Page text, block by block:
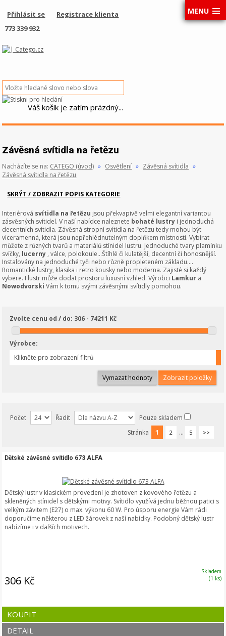
MENU
Přihlásit se
Registrace klienta
773 339 932
Váš košík je zatím prázdný...
Závěsná svítidla na řetězu
Nacházíte se na: CATEGO (úvod) » Osvětlení » Závěsná svítidla »
Závěsná svítidla na řetězu
SKRÝT / ZOBRAZIT POPIS KATEGORIE
Interiérová svítidla na řetězu jsou překvapivě velmi elegantní variantou
zásvěsných svítidel. V naší nabídce naleznete bohaté lustry i jednoduchá
decentních svítidla. Závěsná stropní svítidla na řetězu tedy mohou být
víceramenná, která jsou nepřehlédnutelným doplňkem místnosti. Vybírat
můžete z různých tvarů a materiálů stínidel lustru. Jednoduché tvary plamínku
svíčky, lucerny , válce, polokoule...Štíhlé či kulatější, decentní či honosnější.
Instalovány na jednoduché tyči nebo různě propleteném základu....
Romantické lustry, klasika i retro kousky nebo moderna. Zajisté si každý
vybere. I lustr může dodat prostoru luxusní vzhled. Výrobci Lamkur a
Nowodvorski Vám k tomu svými závěsnými svítidly pomohou.
Zvolte cenu od / do: 306 - 74211 Kč
Výrobce:
Klikněte pro zobrazení filtrů
Vymazat hodnoty
Počet Řadit
Pouze skladem
Stránka
1 2 ... 5 >>
Dětské závěsné svítidlo 673 ALFA
Dětský lustr v klasickém provedení je zhotoven z kovového řetězu a
skleněných stínidel s dětskými motivy. Svítidlo využívá jednu běžnou patici s
velkým závitem (E27) o max. výkonu 60 W. Pro úsporu energie Vám rádi
doporučíme některou z LED žárovek z naší nabídky. Podobný dětský lustr
nabízíme i v dalších motivech.
306 Kč
Skladem
(1 ks)
KOUPIT
DETAIL